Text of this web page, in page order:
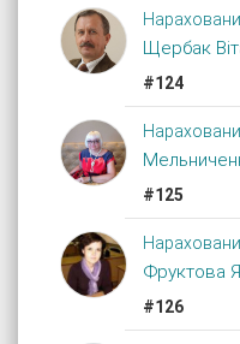
Щербак
#124
#125
Фруктова
#126